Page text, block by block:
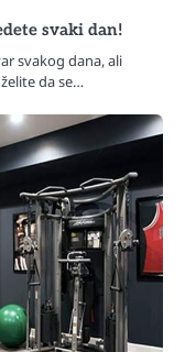
svaki dan!
svakog dana, ali
da se…